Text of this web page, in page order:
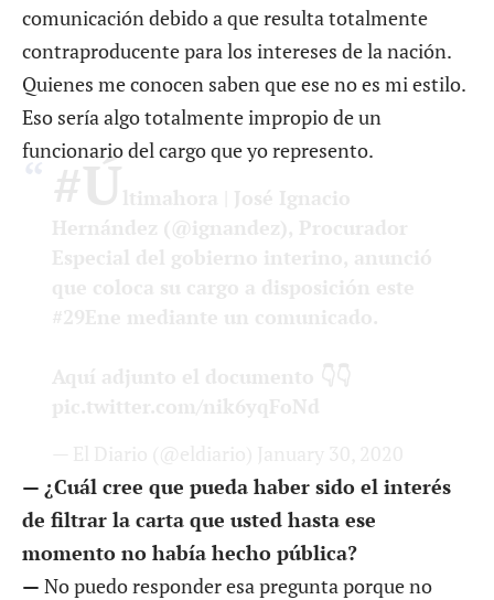
comunicación debido a que resulta totalmente
contraproducente para los intereses de la nación.
Quienes me conocen saben que ese no es mi estilo.
Eso sería algo totalmente impropio de un
funcionario del cargo que yo represento.
— ¿Cuál cree que pueda haber sido el interés
de filtrar la carta que usted hasta ese
momento no había hecho pública?
— No puedo responder esa pregunta porque no